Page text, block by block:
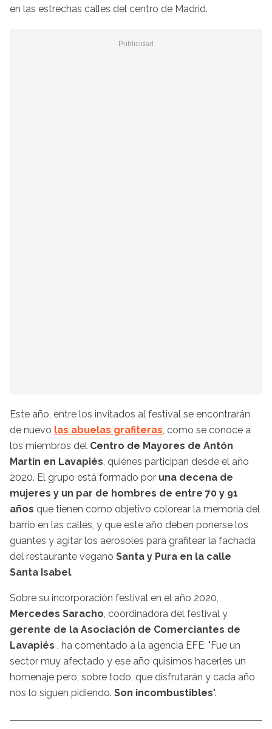
en las estrechas calles del centro de Madrid.
Este año, entre los invitados al festival se encontrarán
de nuevo las abuelas grafiteras, como se conoce a
los miembros del Centro de Mayores de Antón
Martín en Lavapiés, quiénes participan desde el año
2020. El grupo está formado por una decena de
mujeres y un par de hombres de entre 70 y 91
años que tienen como objetivo colorear la memoria del
barrio en las calles, y que este año deben ponerse los
guantes y agitar los aerosoles para grafitear la fachada
del restaurante vegano Santa y Pura en la calle
Santa Isabel.
Sobre su incorporación festival en el año 2020,
Mercedes Saracho, coordinadora del festival y
gerente de la Asociación de Comerciantes de
Lavapiés , ha comentado a la agencia EFE: "Fue un
sector muy afectado y ese año quisimos hacerles un
homenaje pero, sobre todo, que disfrutarán y cada año
nos lo siguen pidiendo. Son incombustibles".